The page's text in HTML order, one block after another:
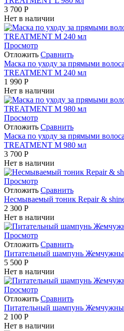
3 700 Р
Нет в наличии
Просмотр
Отложить Сравнить
Маска по уходу за прямыми
TREATMENT M 240 мл
1 990 Р
Нет в наличии
Просмотр
Отложить Сравнить
Маска по уходу за прямыми
TREATMENT M 980 мл
3 700 Р
Нет в наличии
Просмотр
Отложить Сравнить
Несмываемый тоник Repair &
2 300 Р
Нет в наличии
Просмотр
Отложить Сравнить
Питательный шампунь
5 500 Р
Нет в наличии
Просмотр
Отложить Сравнить
Питательный шампунь
2 100 Р
Нет в наличии